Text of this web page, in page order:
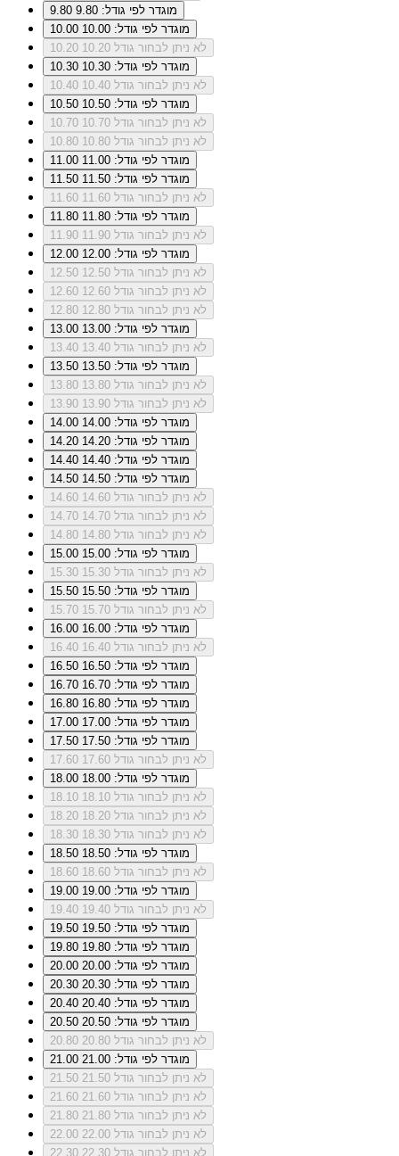
9.80
מוגדר לפי גודל: 9.80
10.00
מוגדר לפי גודל: 10.00
10.20
לא ניתן לבחור גודל 10.20
10.30
מוגדר לפי גודל: 10.30
10.40
לא ניתן לבחור גודל 10.40
10.50
מוגדר לפי גודל: 10.50
10.70
לא ניתן לבחור גודל 10.70
10.80
לא ניתן לבחור גודל 10.80
11.00
מוגדר לפי גודל: 11.00
11.50
מוגדר לפי גודל: 11.50
11.60
לא ניתן לבחור גודל 11.60
11.80
מוגדר לפי גודל: 11.80
11.90
לא ניתן לבחור גודל 11.90
12.00
מוגדר לפי גודל: 12.00
12.50
לא ניתן לבחור גודל 12.50
12.60
לא ניתן לבחור גודל 12.60
12.80
לא ניתן לבחור גודל 12.80
13.00
מוגדר לפי גודל: 13.00
13.40
לא ניתן לבחור גודל 13.40
13.50
מוגדר לפי גודל: 13.50
13.80
לא ניתן לבחור גודל 13.80
13.90
לא ניתן לבחור גודל 13.90
14.00
מוגדר לפי גודל: 14.00
14.20
מוגדר לפי גודל: 14.20
14.40
מוגדר לפי גודל: 14.40
14.50
מוגדר לפי גודל: 14.50
14.60
לא ניתן לבחור גודל 14.60
14.70
לא ניתן לבחור גודל 14.70
14.80
לא ניתן לבחור גודל 14.80
15.00
מוגדר לפי גודל: 15.00
15.30
לא ניתן לבחור גודל 15.30
15.50
מוגדר לפי גודל: 15.50
15.70
לא ניתן לבחור גודל 15.70
16.00
מוגדר לפי גודל: 16.00
16.40
לא ניתן לבחור גודל 16.40
16.50
מוגדר לפי גודל: 16.50
16.70
מוגדר לפי גודל: 16.70
16.80
מוגדר לפי גודל: 16.80
17.00
מוגדר לפי גודל: 17.00
17.50
מוגדר לפי גודל: 17.50
17.60
לא ניתן לבחור גודל 17.60
18.00
מוגדר לפי גודל: 18.00
18.10
לא ניתן לבחור גודל 18.10
18.20
לא ניתן לבחור גודל 18.20
18.30
לא ניתן לבחור גודל 18.30
18.50
מוגדר לפי גודל: 18.50
18.60
לא ניתן לבחור גודל 18.60
19.00
מוגדר לפי גודל: 19.00
19.40
לא ניתן לבחור גודל 19.40
19.50
מוגדר לפי גודל: 19.50
19.80
מוגדר לפי גודל: 19.80
20.00
מוגדר לפי גודל: 20.00
20.30
מוגדר לפי גודל: 20.30
20.40
מוגדר לפי גודל: 20.40
20.50
מוגדר לפי גודל: 20.50
20.80
לא ניתן לבחור גודל 20.80
21.00
מוגדר לפי גודל: 21.00
21.50
לא ניתן לבחור גודל 21.50
21.60
לא ניתן לבחור גודל 21.60
21.80
לא ניתן לבחור גודל 21.80
22.00
לא ניתן לבחור גודל 22.00
22.30
לא ניתן לבחור גודל 22.30